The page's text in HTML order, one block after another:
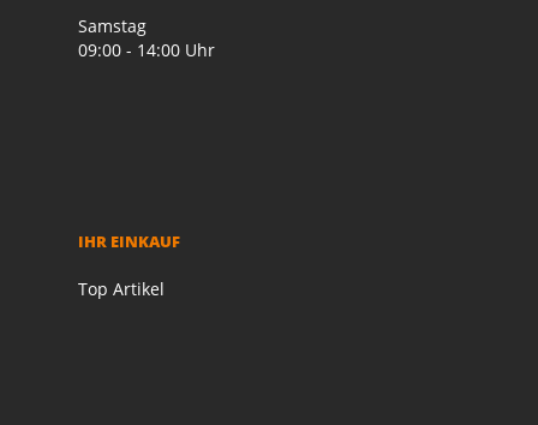
Samstag
09:00 - 14:00 Uhr
IHR EINKAUF
Top Artikel